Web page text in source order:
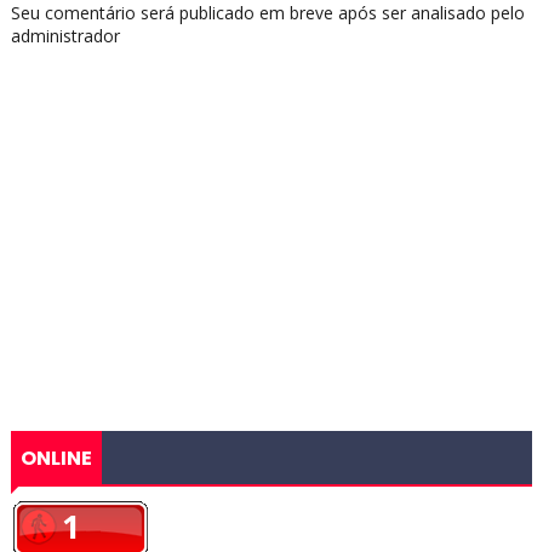
Seu comentário será publicado em breve após ser analisado pelo
administrador
ONLINE